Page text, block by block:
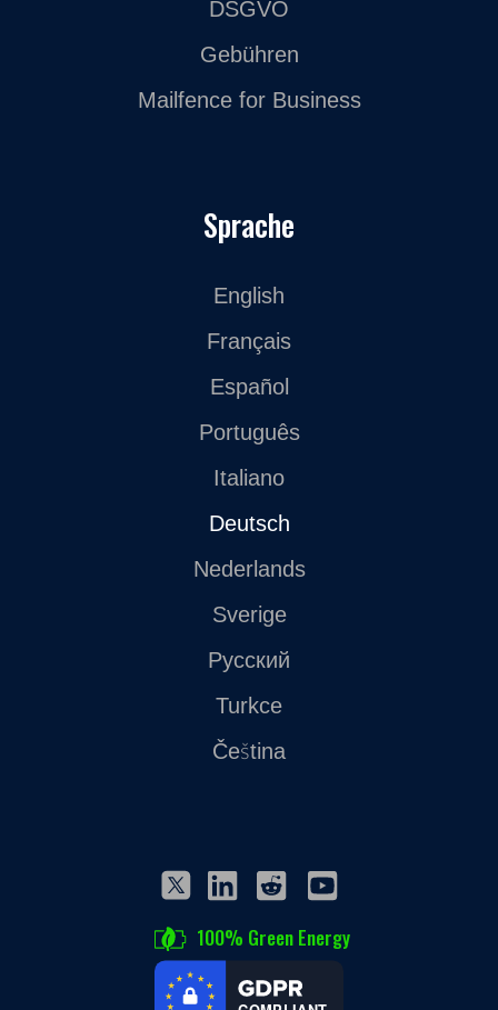
DSGVO
Gebühren
Mailfence for Business
Sprache
English
Français
Español
Português
Italiano
Deutsch
Nederlands
Sverige
Русский
Turkce
Čeština
100% Green Energy